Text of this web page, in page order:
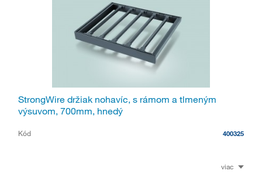
StrongWire držiak nohavíc, s rámom a tlmeným
výsuvom, 700mm, hnedý
Kód 400325
viac